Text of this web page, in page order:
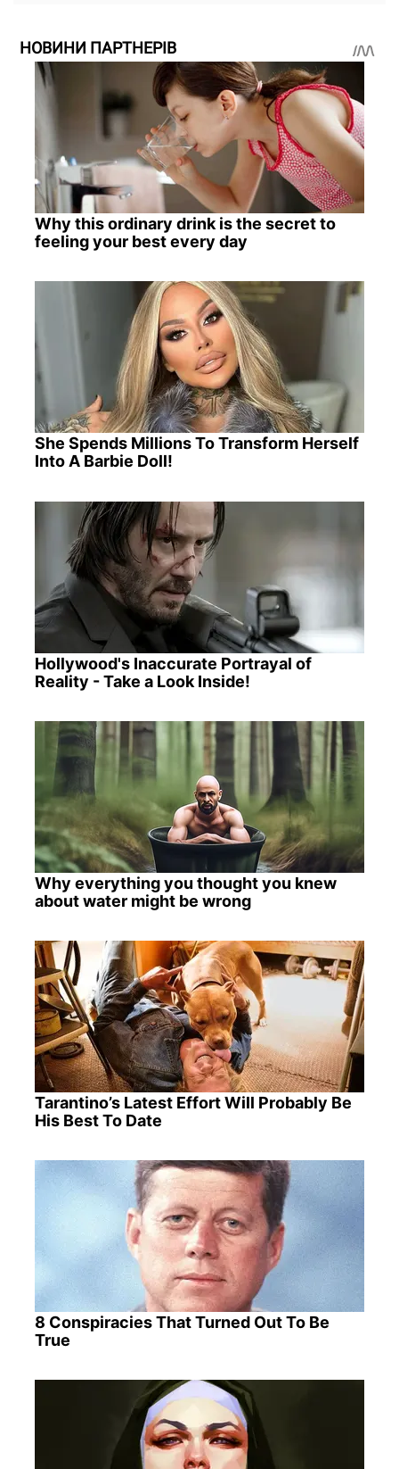
НОВИНИ ПАРТНЕРІВ
Why this ordinary drink is the secret to
feeling your best every day
She Spends Millions To Transform Herself
Into A Barbie Doll!
Hollywood's Inaccurate Portrayal of
Reality - Take a Look Inside!
Why everything you thought you knew
about water might be wrong
Tarantino’s Latest Effort Will Probably Be
His Best To Date
8 Conspiracies That Turned Out To Be
True